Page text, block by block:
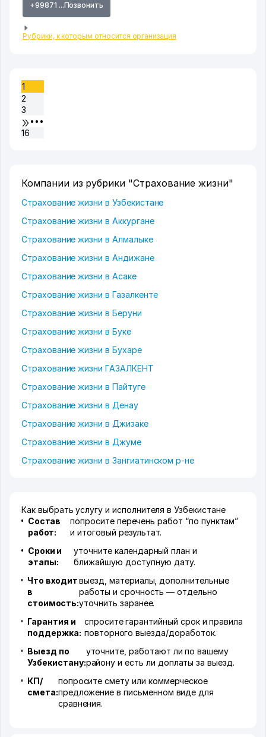
+99871 ...Позвонить
Рубрики, к которым относится организация
1
2
3
•••
16
Компании из рубрики "Страхование жизни"
Страхование жизни в Узбекистане
Страхование жизни в Аккургане
Страхование жизни в Алмалыке
Страхование жизни в Андижане
Страхование жизни в Асаке
Страхование жизни в Газалкенте
Страхование жизни в Беруни
Страхование жизни в Буке
Страхование жизни в Бухаре
Страхование жизни ГАЗАЛКЕНТ
Страхование жизни в Пайтуге
Страхование жизни в Денау
Страхование жизни в Джизаке
Страхование жизни в Джуме
Страхование жизни в Зангиатинском р-не
Как выбрать услугу и исполнителя в Узбекистане
Состав
работ:
попросите перечень работ “по пунктам”
и итоговый результат.
Сроки и
этапы:
уточните календарный план и
ближайшую доступную дату.
Что входит
в
стоимость:
выезд, материалы, дополнительные
работы и срочность — отдельно
уточнить заранее.
Гарантия и
поддержка:
спросите гарантийный срок и правила
повторного выезда/доработок.
Выезд по
Узбекистану:
уточните, работают ли по вашему
району и есть ли доплаты за выезд.
КП/
смета:
попросите смету или коммерческое
предложение в письменном виде для
сравнения.